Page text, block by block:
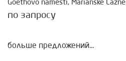
по запросу
больше предложений...